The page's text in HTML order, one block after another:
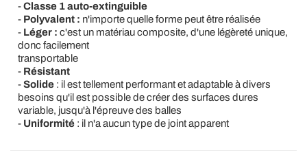
-Classe 1 auto-extinguible
- Polyvalent : n'importe quelle forme peut être réalisée
- Léger : c'est un matériau composite, d'une légèreté unique,
donc facilement
transportable
- Résistant
-Solide: il est tellement performant et adaptable à divers
besoins qu'il est possible de créer des surfaces dures
variable, jusqu'à l'épreuve des balles
- Uniformité: il n'a aucun type de joint apparent